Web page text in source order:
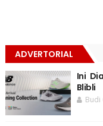
ADVERTORIAL
Ini
Blibli
Budi